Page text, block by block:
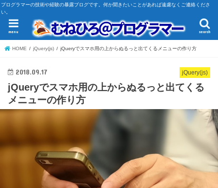
プログラマーの技術や経験の暴露ブログです。何か聞きたいことがあれば遠慮なくご連絡くださ
い。
search
menu
HOME jQuery(js) jQueryでスマホ用の上からぬるっと出てくるメニューの作り方
jQuery(js)
2018.09.17
jQueryでスマホ用の上からぬるっと出てくる
メニューの作り方